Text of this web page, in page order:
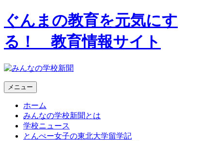
ぐんまの教育を元気にす
る！ 教育情報サイト
メニュー
ホーム
みんなの学校新聞とは
学校ニュース
とんぺー女子の東北大学留学記